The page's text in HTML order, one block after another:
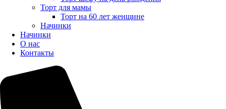
Торт для мамы
Торт на 60 лет женщине
Начинки
Начинки
О нас
Контакты